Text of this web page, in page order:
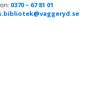
0370 – 67 81 01